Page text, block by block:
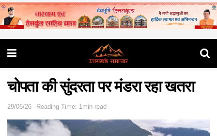
चोपता की सुंदरता पर मंडरा रहा खतरा
29/06/26 Reading Time: 1min read